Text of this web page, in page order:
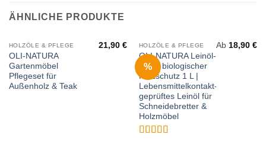
ÄHNLICHE PRODUKTE
HOLZÖLE & PFLEGE
OLI-NATURA
Gartenmöbel
Pflegeset für
Außenholz & Teak
21,90€
%
HOLZÖLE & PFLEGE
OLI-NATURA Leinöl-
Firnis biologischer
Holzschutz 1 L |
Lebensmittelkontakt-
geprüftes Leinöl für
Schneidebretter &
Holzmöbel
Ab18,90€